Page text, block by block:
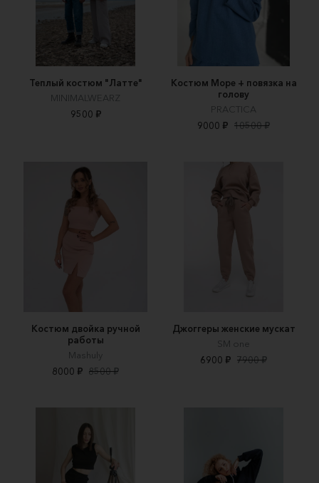
Теплый костюм "Латте"
MINIMALWEARZ
9500 ₽
Костюм Море + повязка на
голову
PRACTICA
9000 ₽ 10500 ₽
Костюм двойка ручной
работы
Mashuly
8000 ₽ 8500 ₽
Джоггеры женские мускат
SM one
6900 ₽ 7900 ₽